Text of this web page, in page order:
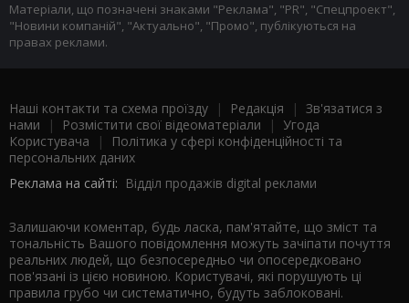
Матеріали, що позначені знаками "Реклама", "PR", "Спецпроект",
"Новини компаній", "Актуально", "Промо", публікуються на
правах реклами.
Наші контакти та схема проїзду | Редакція | Зв'язатися з
нами | Розмістити свої відеоматеріали | Угода
Користувача |
Політика у сфері конфіденційності та
персональних даних
Реклама на сайті: Відділ продажів digital реклами
Залишаючи коментар, будь ласка, пам'ятайте, що зміст та
тональність Вашого повідомлення можуть зачіпати почуття
реальних людей, що безпосередньо чи опосередковано
пов'язані із цією новиною. Користувачі, які порушують ці
правила грубо чи систематично, будуть заблоковані.